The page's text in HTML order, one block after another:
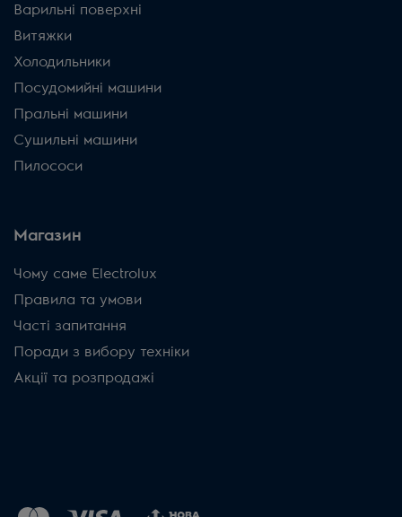
Варильні поверхні
Витяжки
Холодильники
Посудомийні машини
Пральні машини
Сушильні машини
Пилососи
Магазин
Чому саме Electrolux
Правила та умови
Часті запитання
Поради з вибору техніки
Акції та розпродажі